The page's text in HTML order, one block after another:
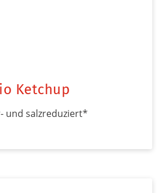
Ketchup
und salzreduziert*